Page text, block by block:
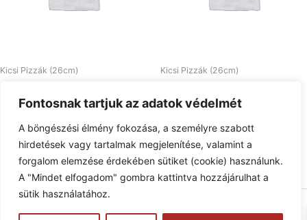
Fontosnak tartjuk az adatok védelmét
A böngészési élmény fokozása, a személyre szabott
hirdetések vagy tartalmak megjelenítése, valamint a
forgalom elemzése érdekében sütiket (cookie) használunk.
A "Mindet elfogadom" gombra kattintva hozzájárulhat a
sütik használatához.
Kicsi Pizzák (26cm)
2.470Ft
Tovább olvasom
Kicsi Pizzák (26cm)
2.390Ft
Tovább olvasom
Copyright © 2026 Pizzaphone | Powered byAstra WordPress